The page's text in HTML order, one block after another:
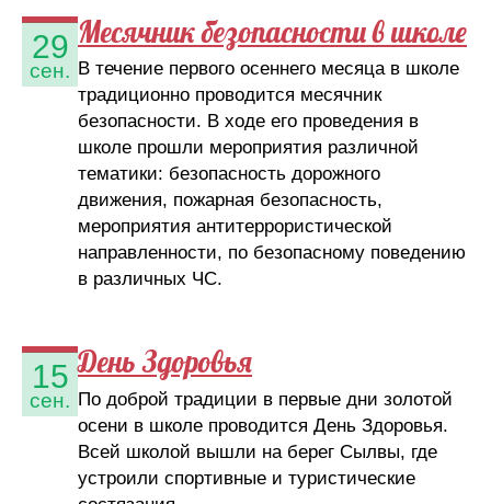
29
сен.
Месячник безопасности в школе
В течение первого осеннего месяца в школе
традиционно проводится месячник
безопасности. В ходе его проведения в
школе прошли мероприятия различной
тематики: безопасность дорожного
движения, пожарная безопасность,
мероприятия антитеррористической
направленности, по безопасному поведению
в различных ЧС.
15
сен.
День Здоровья
По доброй традиции в первые дни золотой
осени в школе проводится День Здоровья.
Всей школой вышли на берег Сылвы, где
устроили спортивные и туристические